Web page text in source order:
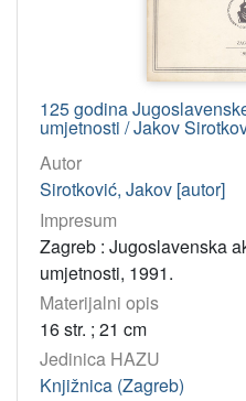
125 godina
umjetnosti / Jakov
Autor
Sirotković, Jakov [autor]
Impresum
Zagreb : Jugoslavenska
umjetnosti, 1991.
Materijalni opis
16 str. ; 21 cm
Jedinica HAZU
Knjižnica (Zagreb)